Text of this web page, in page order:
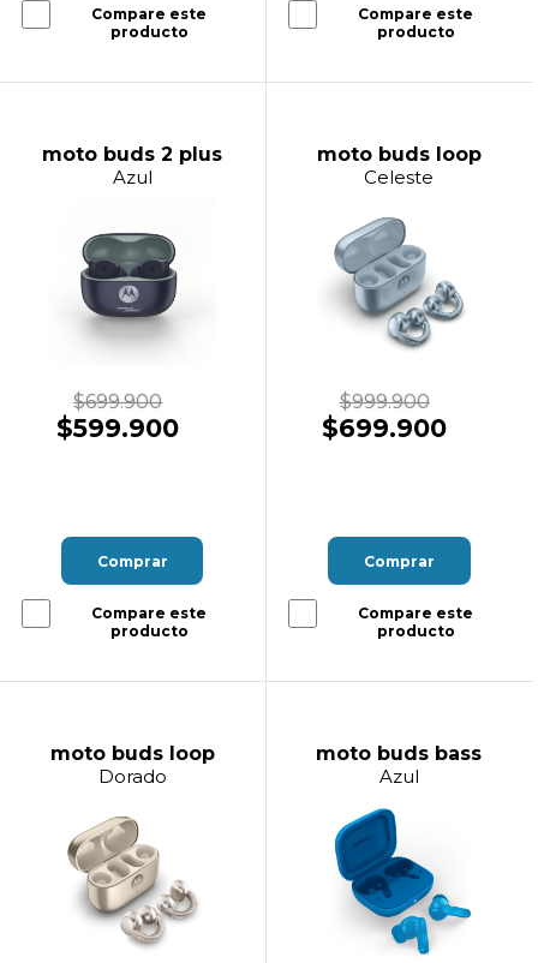
Compare este
producto
Compare este
producto
moto buds 2 plus
Azul
$699.900
$599.900
Comprar
Compare este
producto
moto buds loop
Celeste
$999.900
$699.900
Comprar
Compare este
producto
moto buds loop
Dorado
moto buds bass
Azul